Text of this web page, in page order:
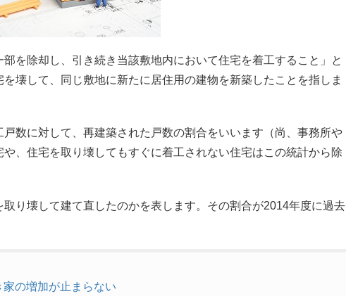
を除却し、引き続き当該敷地内において住宅を着工すること」と
壊して、同じ敷地に新たに居住用の建物を新築したことを指しま
数に対して、再建築された戸数の割合をいいます（尚、事務所や
、住宅を取り壊してもすぐに着工されない住宅はこの統計から除
り壊して建て直したのかを表します。その割合が2014年度に過去
の増加が止まらない